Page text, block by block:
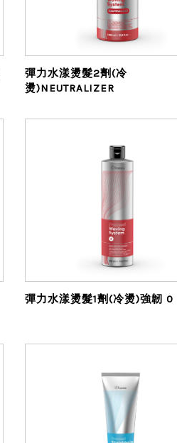
彈力水漾燙髮2劑(冷
燙)NEUTRALIZER
彈力水漾燙髮1劑(冷燙)強韌 0